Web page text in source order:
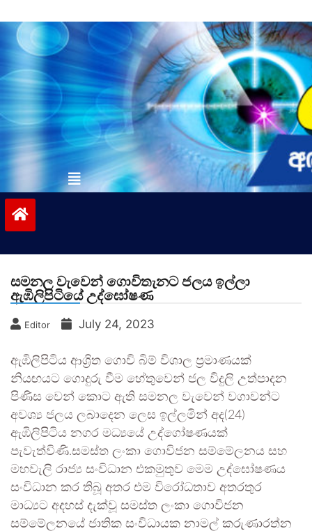
to
contentvinivida.lk
සමනල වැවෙන් ගොවිතැනට ජලය ඉල්ලා
ඇඹිලිපිටියේ උද්ඝෝෂණ
Editor July 24, 2023
ඇඹිලිපිටිය ආශ්‍රිත ගොවි බිම් විශාල ප්‍රමාණයක්
නියඟයට ගොදුරු වීම හේතුවෙන් ජල විදුලි උත්පාදන
පිණිස වෙන් කොට ඇති සමනල වැවෙන් වගාවන්ට
අවශ්‍ය ජලය ලබාදෙන ලෙස ඉල්ලමින් අද(24)
ඇඹිලිපිටිය නගර මධ්‍යයේ උද්ගෝෂණයක්
පැවැත්විණි.සමස්ත ලංකා ගොවිජන සම්මේලනය සහ
මහවැලි රාජ්‍ය සංවිධාන එකමුතුව මෙම උද්ඝෝෂණය
සංවිධාන කර තිබූ අතර එම විරෝධතාව අතරතුර
මාධ්‍යට අදහස් දැක්වූ සමස්ත ලංකා ගොවිජන
සම්මේලනයේ ජාතික සංවිධායක නාමල් කරුණාරත්න